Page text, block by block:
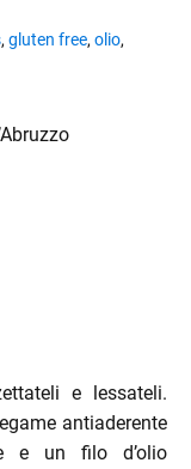
, gluten free, olio,
e lessateli.
antiaderente
e un filo d’olio